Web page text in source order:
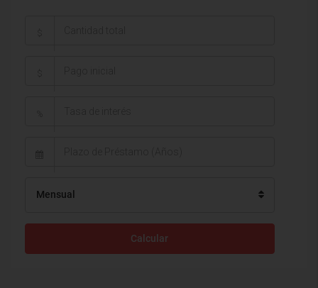
Mensual
Calcular